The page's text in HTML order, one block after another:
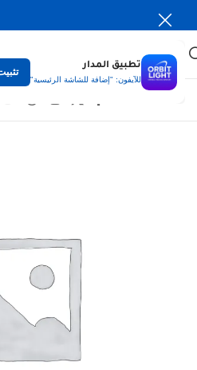
تطبيق المدار
للآيفون: "إضافة للشاشة الرئيسية"